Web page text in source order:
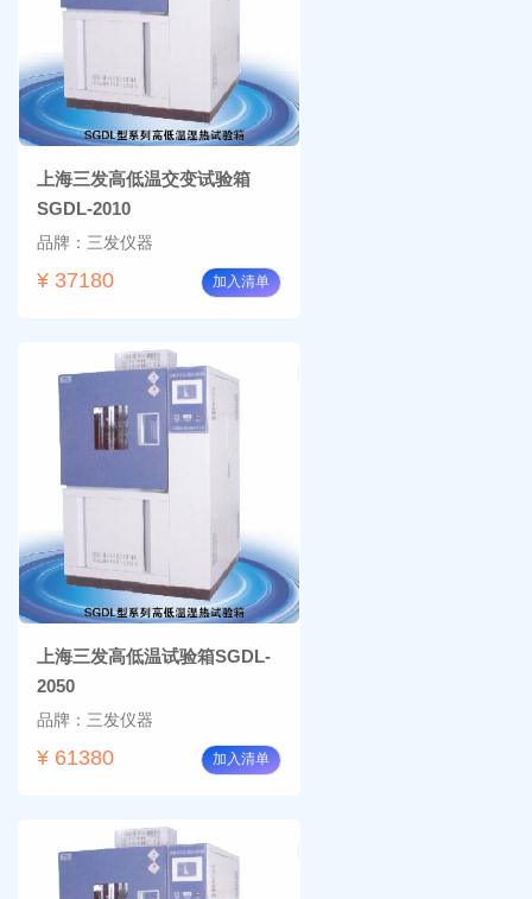
上海三发高低温交变试验箱
SGDL-2010
品牌：三发仪器
¥ 37180 加入清单
上海三发高低温试验箱SGDL-
2050
品牌：三发仪器
¥ 61380 加入清单